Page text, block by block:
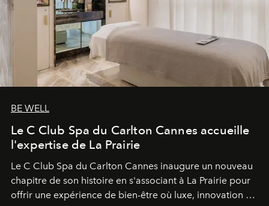
BE WELL
Le C Club Spa du Carlton Cannes accueille
l'expertise de La Prairie
Le C Club Spa du Carlton Cannes inaugure un nouveau
chapitre de son histoire en s'associant à La Prairie pour
offrir une expérience de bien-être où luxe, innovation et